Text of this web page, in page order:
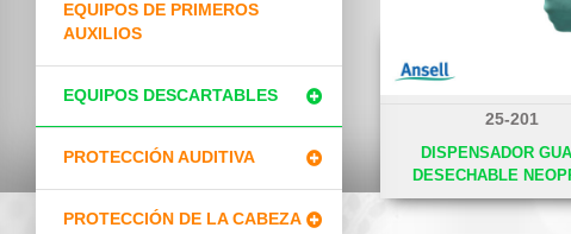
EQUIPOS DE PRIMEROS
AUXILIOS
EQUIPOS DESCARTABLES
PROTECCIÓN AUDITIVA
PROTECCIÓN DE LA CABEZA
25-201
DISPENSADOR
DESECHABLE